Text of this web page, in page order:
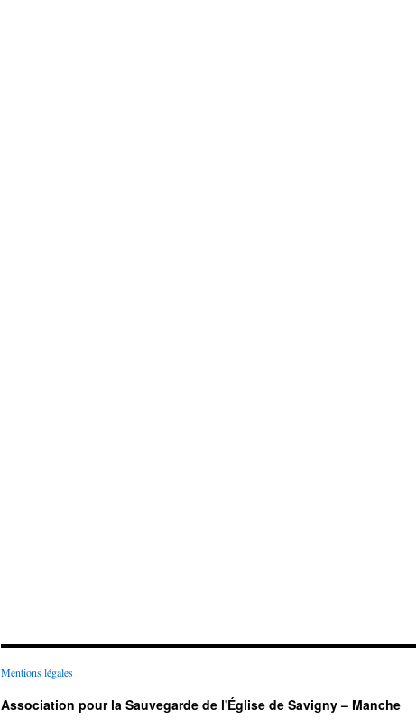
Mentions légales
Association pour la Sauvegarde de l'Église de Savigny – Manche